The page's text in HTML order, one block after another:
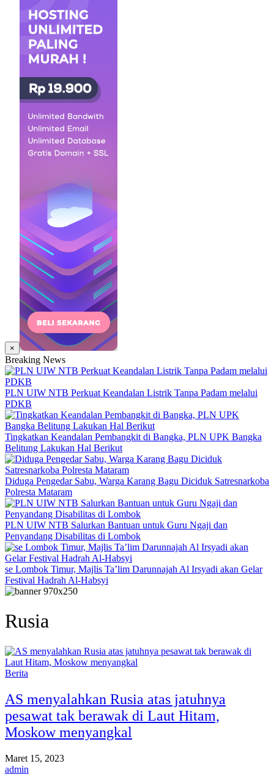
×
Breaking News
PLN UIW NTB Perkuat Keandalan Listrik Tanpa Padam melalui
PDKB
Tingkatkan Keandalan Pembangkit di Bangka, PLN UPK Bangka
Belitung Lakukan Hal Berikut
Diduga Pengedar Sabu, Warga Karang Bagu Diciduk Satresnarkoba
Polresta Mataram
PLN UIW NTB Salurkan Bantuan untuk Guru Ngaji dan
Penyandang Disabilitas di Lombok
se Lombok Timur, Majlis Ta’lim Darunnajah Al Irsyadi akan Gelar
Festival Hadrah Al-Habsyi
Rusia
Berita
AS menyalahkan Rusia atas jatuhnya
pesawat tak berawak di Laut Hitam,
Moskow menyangkal
Maret 15, 2023
admin